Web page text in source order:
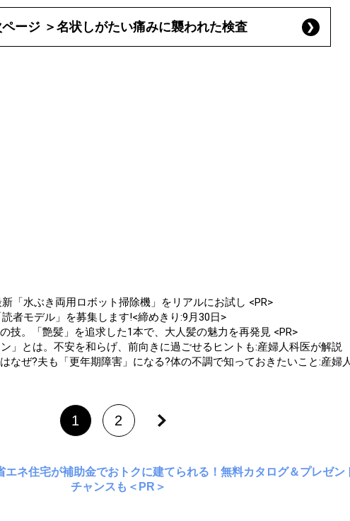
ページ ＞名状しがたい痛みに襲われた検査
「水ぶき両用ロボット掃除機」をリアルにお試し <PR>
者モデル」を募集します!<締めきり:9月30日>
技。「艶髪」を追求した1本で、大人髪の魅力を再発見 <PR>
」とは。不安を和らげ、前向きに過ごせるヒントも:産婦人科医が解説
なぜ?夫も「更年期障害」になる?体の不調で知っておきたいこと:産婦
1 2
エネ住宅が補助金でおトクに建てられる！無料カタログ＆プレゼン
チャンスも＜PR＞